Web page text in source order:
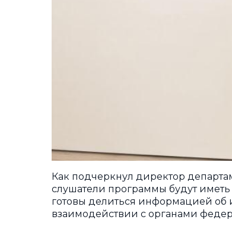
Как подчеркнул директор
слушатели программы будут
готовы делиться информацией об
взаимодействии с органами